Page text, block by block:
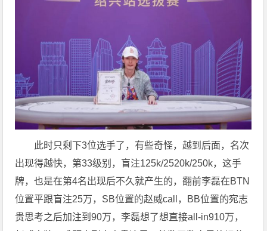
此时只剩下3位选手了，有些奇怪，越到后面，名次
出现得越快，第33级别，盲注125k/2520k/250k，这手
牌，也是在第4名出现后不久就产生的，翻前李磊在BTN
位置平跟盲注25万，SB位置的赵威call，BB位置的宛志
贵思考之后加注到90万，李磊想了想直接all-in910万，